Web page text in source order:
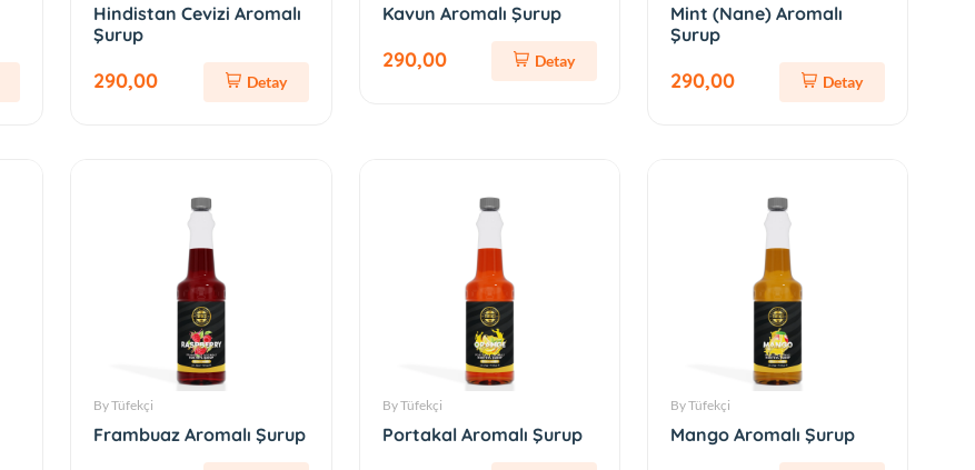
Hindistan Cevizi Aromalı
Şurup
290,00 Detay
Kavun Aromalı Şurup
290,00 Detay
Mint (Nane) Aromalı
Şurup
290,00 Detay
By Tüfekçi
Frambuaz Aromalı Şurup
By Tüfekçi
Portakal Aromalı Şurup
By Tüfekçi
Mango Aromalı Şurup